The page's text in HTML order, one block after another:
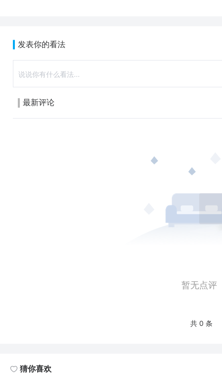
发表你的看法
最新评论
暂无点评
共 0 条
猜你喜欢